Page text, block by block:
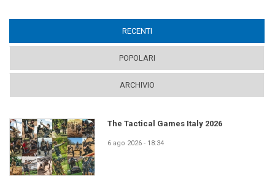
RECENTI
POPOLARI
ARCHIVIO
The Tactical Games Italy 2026
6 ago 2026 - 18:34